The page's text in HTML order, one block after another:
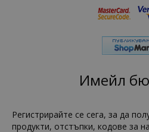
Имейл
Регистрирайте се сега, за да
продукти, отстъпки, кодове за